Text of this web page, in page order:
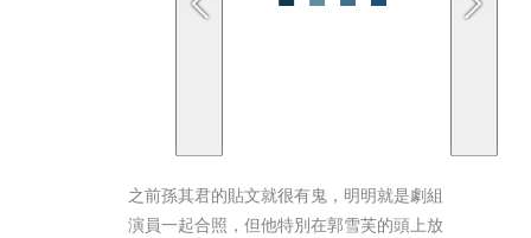
之前孫其君的貼文就很有鬼，明明就是劇組
演員一起合照，但他特別在郭雪芙的頭上放